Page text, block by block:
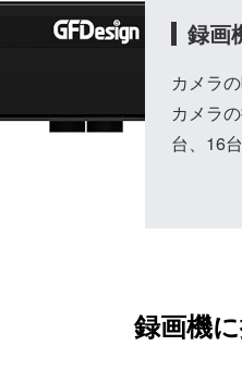
録画
カメラ
カメラ
台、16
録画機